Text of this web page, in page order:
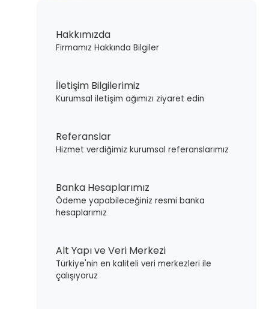
Hakkımızda
Firmamız Hakkında Bilgiler
İletişim Bilgilerimiz
Kurumsal iletişim ağımızı ziyaret edin
Referanslar
Hizmet verdiğimiz kurumsal referanslarımız
Banka Hesaplarımız
Ödeme yapabileceğiniz resmi banka
hesaplarımız
Alt Yapı ve Veri Merkezi
Türkiye'nin en kaliteli veri merkezleri ile
çalışıyoruz